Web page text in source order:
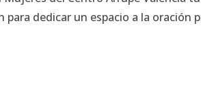
dedicar un espacio a la oración